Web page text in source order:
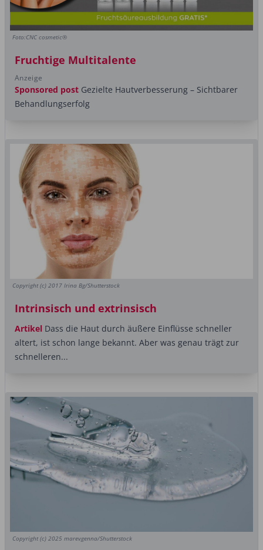
Foto:CNC cosmetic®
Fruchtige Multitalente
Anzeige
Sponsored post Gezielte Hautverbesserung – Sichtbarer
Behandlungserfolg
Copyright (c) 2017 Irina Bg/Shutterstock
Intrinsisch und extrinsisch
Artikel Dass die Haut durch äußere Einflüsse schneller
altert, ist schon lange bekannt. Aber was genau trägt zur
schnelleren...
Copyright (c) 2025 marevgenna/Shutterstock